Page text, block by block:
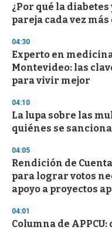
¿Por qué la
pareja cada vez más
04:30
Experto en
Montevideo: las
para vivir mejor
04:10
La lupa sobre las
quiénes se
04:05
Rendición de
para lograr votos
apoyo a proyectos
04:01
Columna de